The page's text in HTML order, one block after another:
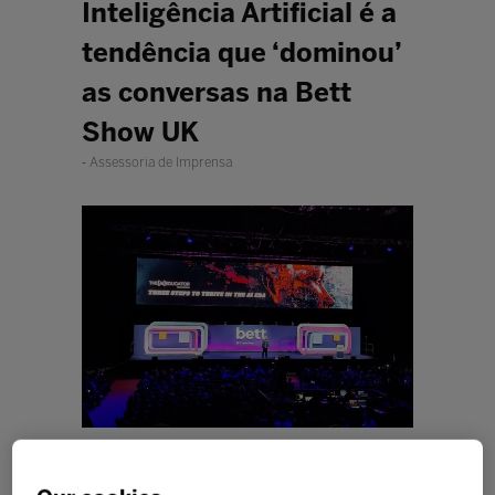
Inteligência Artificial é a
tendência que ‘dominou’
as conversas na Bett
Show UK
Assessoria de Imprensa